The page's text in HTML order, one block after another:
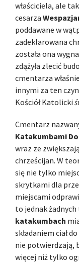
właściciela, ale
cesarza
poddawane w
zadeklarowana
została ona
zdążyła zlecić
cmentarza
innymi za ten
Kościół Katolicki
Cmentarz
Katakumbami
wraz ze
chrześcijan. W
się nie tylko
skrytkami dla
miejscami
to jednak
katakumbach
składaniem ciał
nie potwierdzają,
więcej niż tylko